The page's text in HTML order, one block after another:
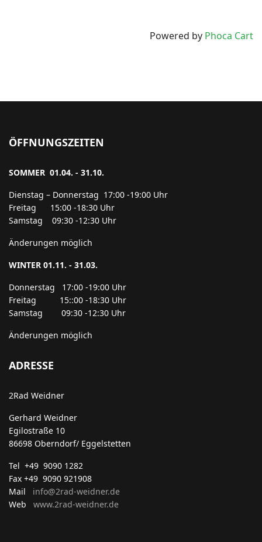
Powered by Phoca Cart
ÖFFNUNGSZEITEN
SOMMER 01.04. - 31.10.
Dienstag – Donnerstag 17:00 -19:00 Uhr
Freitag 15:00 -18:30 Uhr
Samstag 09:30 -12:30 Uhr
Änderungen möglich
WINTER 01.11. - 31.03.
Donnerstag 17:00 -19:00 Uhr
Freitag 15::00 -18:30 Uhr
Samstag 09:30 -12:30 Uhr
Änderungen möglich
ADRESSE
2Rad Weidner
Gerhard Weidner
Egilostraße 10
86698 Oberndorf/ Eggelstetten
Tel +49 9090 1282
Fax +49 9090 921908
Mail info@2rad-weidner.de
Web
www.2rad-weidner.de